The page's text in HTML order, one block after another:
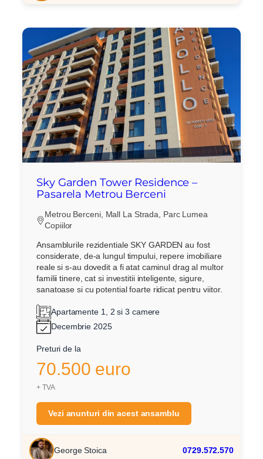
Sky Garden Tower Residence –
Pasarela Metrou Berceni
Metrou Berceni, Mall La Strada, Parc Lumea
Copiilor
Ansamblurile rezidentiale SKY GARDEN au fost
considerate, de-a lungul timpului, repere imobiliare
reale si s-au dovedit a fi atat caminul drag al multor
familii tinere, cat si investitii inteligente, sigure,
sanatoase si cu potential foarte ridicat pentru viitor.
Apartamente 1, 2 si 3 camere
Decembrie 2025
Preturi de la
70.500 euro
+ TVA
Vezi anunturi din acest ansamblu
George Stoica 0729.572.570